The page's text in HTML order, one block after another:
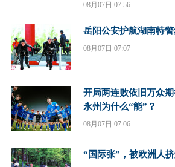
08月07日 07:56
岳阳公安护航湖南特警
08月07日 07:07
开局两连败依旧万众期
永州为什么“能”？
08月07日 07:06
“国际张”，被欧洲人